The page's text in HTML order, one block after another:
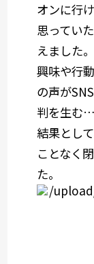
オンに行
思ってい
えました
興味や行
の声が
判を生む…
結果とし
ことなく
た。